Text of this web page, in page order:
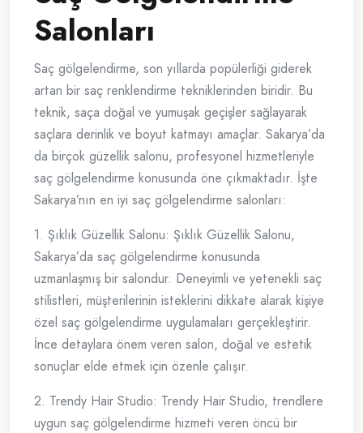
Salonları
Saç gölgelendirme, son yıllarda popülerliği giderek
artan bir saç renklendirme tekniklerinden biridir. Bu
teknik, saça doğal ve yumuşak geçişler sağlayarak
saçlara derinlik ve boyut katmayı amaçlar. Sakarya’da
da birçok güzellik salonu, profesyonel hizmetleriyle
saç gölgelendirme konusunda öne çıkmaktadır. İşte
Sakarya’nın en iyi saç gölgelendirme salonları:
1. Şıklık Güzellik Salonu: Şıklık Güzellik Salonu,
Sakarya’da saç gölgelendirme konusunda
uzmanlaşmış bir salondur. Deneyimli ve yetenekli saç
stilistleri, müşterilerinin isteklerini dikkate alarak kişiye
özel saç gölgelendirme uygulamaları gerçekleştirir.
İnce detaylara önem veren salon, doğal ve estetik
sonuçlar elde etmek için özenle çalışır.
2. Trendy Hair Studio: Trendy Hair Studio, trendlere
uygun saç gölgelendirme hizmeti veren öncü bir